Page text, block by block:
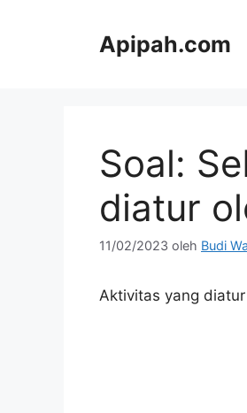
Apipah.com
Soal:
diatur
11/02/2023 oleh Budi
Aktivitas yang